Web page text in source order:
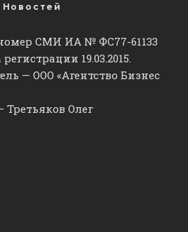
СМИ ИА № ФС77-61133
19.03.2015.
— ООО «Агентство Бизнес
Олег